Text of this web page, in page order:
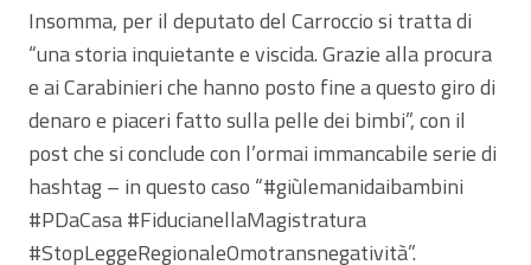
Insomma, per il deputato del Carroccio si tratta di
“una storia inquietante e viscida. Grazie alla procura
e ai Carabinieri che hanno posto fine a questo giro di
denaro e piaceri fatto sulla pelle dei bimbi”, con il
post che si conclude con l’ormai immancabile serie di
hashtag – in questo caso “#giùlemanidaibambini
#PDaCasa #FiducianellaMagistratura
#StopLeggeRegionaleOmotransnegatività”.